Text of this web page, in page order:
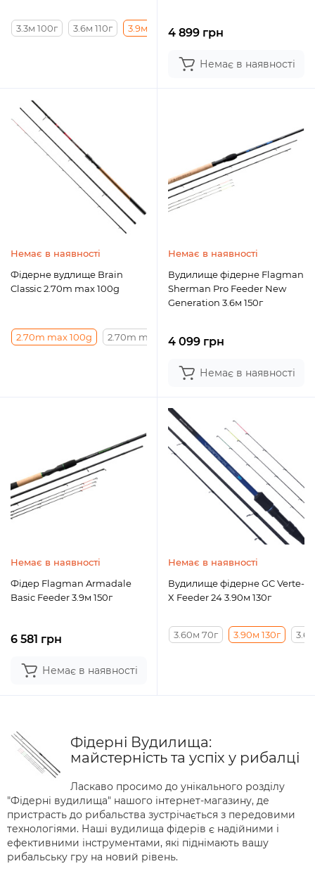
3.3м 100г 3.6м 110г 3.9м 130г 4.2м 150г
4 899 грн
Немає в наявності
Немає в наявності
Фідерне вудлище Brain
Classic 2.70m max 100g
2.70m max 100g 2.70m max 130g 2.70m max 150g
Немає в наявності
Вудилище фідерне Flagman
Sherman Pro Feeder New
Generation 3.6м 150г
4 099 грн
Немає в наявності
Немає в наявності
Фідер Flagman Armadale
Basic Feeder 3.9м 150г
6 581 грн
Немає в наявності
Немає в наявності
Вудилище фідерне GC Verte-
X Feeder 24 3.90м 130г
3.60м 70г 3.90м 130г
Фідерні Вудилища:
майстерність та успіх у рибалці
Ласкаво просимо до унікального розділу
"Фідерні вудилища" нашого інтернет-магазину, де
пристрасть до рибальства зустрічається з передовими
технологіями. Наші вудилища фідерів є надійними і
ефективними інструментами, які піднімають вашу
рибальську гру на новий рівень.